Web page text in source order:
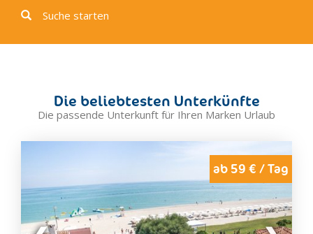
Fermo
Fossombrone
Gradara
Macerata
Macerata Feltria
Matelica
Suche starten
Die beliebtesten Unterkünfte
Die passende Unterkunft für Ihren Marken Urlaub
ab 59 € / Tag